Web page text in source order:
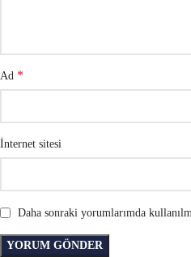
Ad *
İnternet sitesi
Daha sonraki yorumlarımda